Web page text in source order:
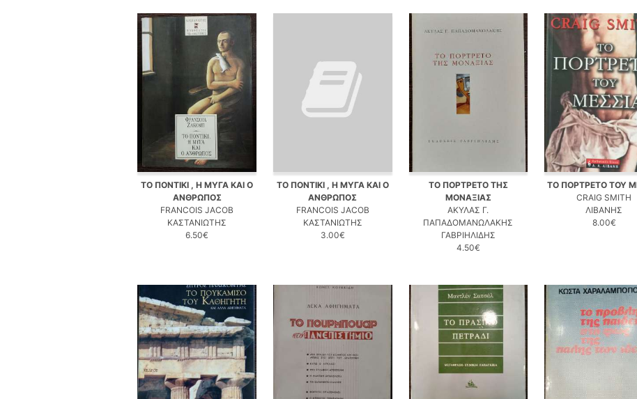
ΤΟ ΠΟΝΤΙΚΙ , Η ΜΥΓΑ ΚΑΙ Ο
ΑΝΘΡΩΠΟΣ
FRANCOIS JACOB
ΚΑΣΤΑΝΙΩΤΗΣ
6.50€
ΤΟ ΠΟΝΤΙΚΙ , Η ΜΥΓΑ ΚΑΙ Ο
ΑΝΘΡΩΠΟΣ
FRANCOIS JACOB
ΚΑΣΤΑΝΙΩΤΗΣ
3.00€
ΤΟ ΠΟΡΤΡΕΤΟ ΤΗΣ
ΜΟΝΑΞΙΑΣ
ΑΚΥΛΑΣ Γ.
ΠΑΠΑΔΟΜΑΝΩΛΑΚΗΣ
ΓΑΒΡΙΗΛΙΔΗΣ
4.50€
ΤΟ ΠΟΡΤΡΕΤΟ ΤΟΥ
CRAIG SMITH
ΛΙΒΑΝΗΣ
8.00€